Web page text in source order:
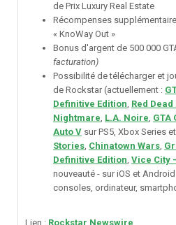
de Prix Luxury Real Estate
Récompenses
« KnoWay Out »
Bonus d'argent de 500 000
facturation)
Possibilité de télécharger et
de Rockstar (actuellement :
Definitive Edition, Red
Nightmare, L.A. Noire, GTA
Auto V sur PS5, Xbox Series et
Stories, Chinatown Wars,
Definitive Edition, Vice City
nouveauté - sur iOS et
consoles, ordinateur,
Lien : Rockstar Newswire